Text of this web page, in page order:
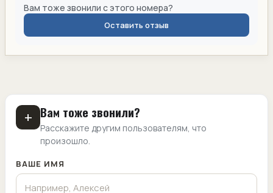
Вам тоже звонили с этого номера?
Оставить отзыв
+ Вам тоже звонили?
Расскажите другим пользователям, что
произошло.
ВАШЕ ИМЯ